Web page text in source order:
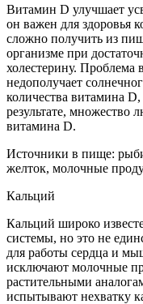
Витамин D улучшает
он важен для здоровья
сложно получить из
организме при
холестерину. Проблема
недополучает
количества витамина
результате, множество
витамина D.
Источники в пище:
желток, молочные
Кальций
Кальций широко
системы, но это не
для работы сердца и
исключают молочные
растительными
испытывают нехватку